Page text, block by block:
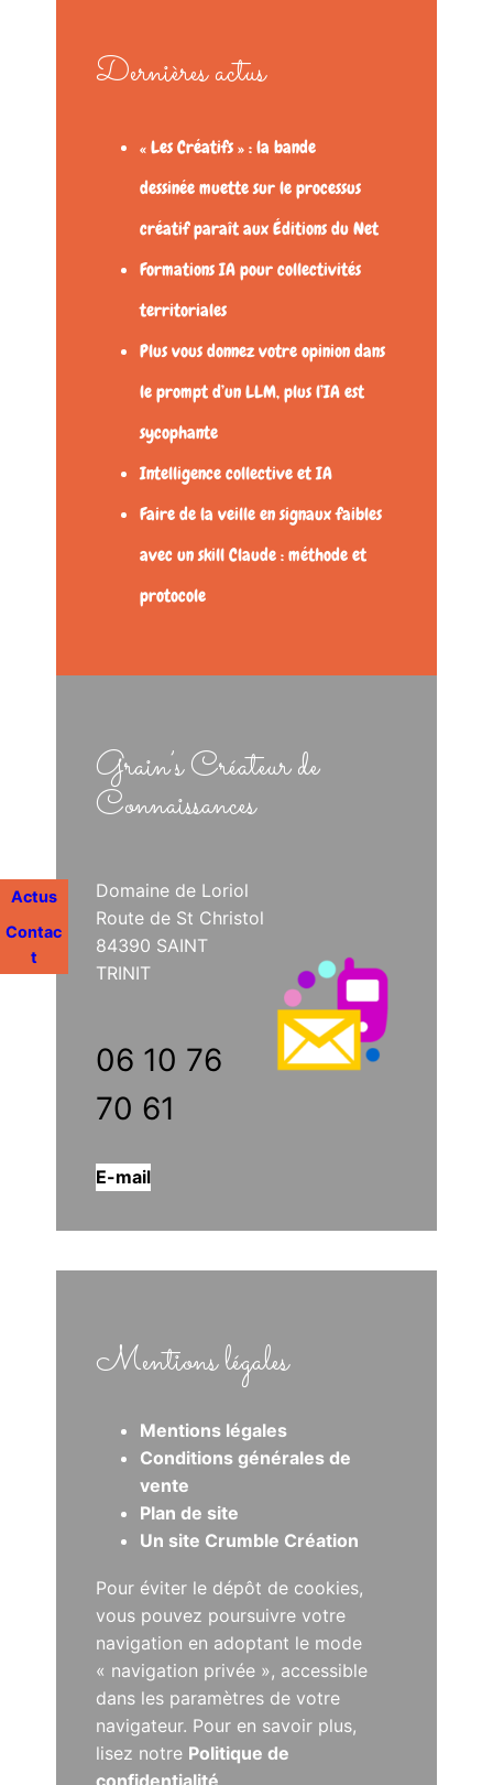
Actus
Contac
t
Dernières actus
« Les Créatifs » : la bande
dessinée muette sur le processus
créatif paraît aux Éditions du Net
Formations IA pour collectivités
territoriales
Plus vous donnez votre opinion dans
le prompt d’un LLM, plus l’IA est
sycophante
Intelligence collective et IA
Faire de la veille en signaux faibles
avec un skill Claude : méthode et
protocole
Grain’s Créateur de
Connaissances
Domaine de Loriol
Route de St Christol
84390 SAINT
TRINIT
06 10 76
70 61
E-mail
Mentions légales
Mentions légales
Conditions générales de
vente
Plan de site
Un site Crumble Création
Pour éviter le dépôt de cookies,
vous pouvez poursuivre votre
navigation en adoptant le mode
« navigation privée », accessible
dans les paramètres de votre
navigateur. Pour en savoir plus,
lisez notre Politique de
confidentialité